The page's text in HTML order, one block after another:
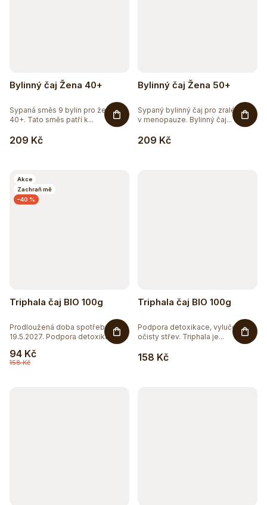
Bylinný čaj Žena 40+
209 Kč
Sypaná směs 9 bylin pro ženy
40+. Tato směs patří k...
Bylinný čaj Žena 50+
209 Kč
Sypaný bylinný čaj pro zralé ženy
v menopauze. Bylinný čaj...
Akce
Zachraň mě
–40 %
Triphala čaj BIO 100g
158 Kč
94 Kč
Prodloužená doba spotřeby do
19.5.2027. Podpora detoxikace,...
Triphala čaj BIO 100g
158 Kč
Podpora detoxikace, vylučování a
očisty střev. Triphala je...